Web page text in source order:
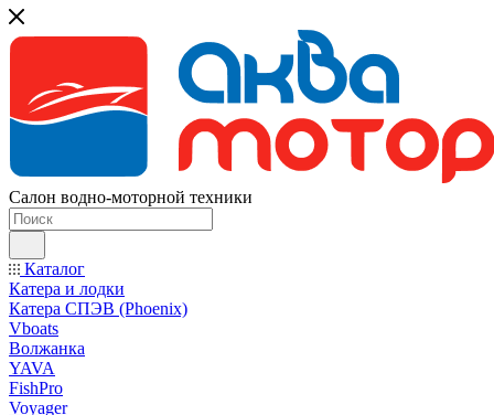
Салон водно-моторной техники
Каталог
Катера и лодки
Катера СПЭВ (Phoenix)
Vboats
Волжанка
YAVA
FishPro
Voyager